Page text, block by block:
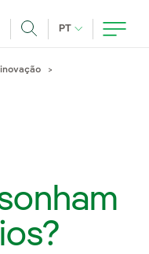
PT IDIOMA ATUAL,